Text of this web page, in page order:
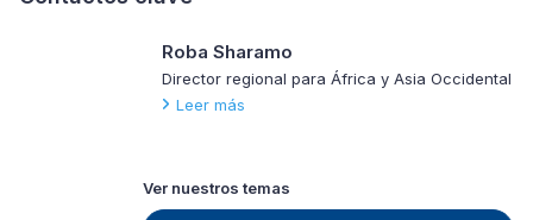
Roba Sharamo
Director regional para África y Asia Occidental
Leer más
Ver nuestros temas